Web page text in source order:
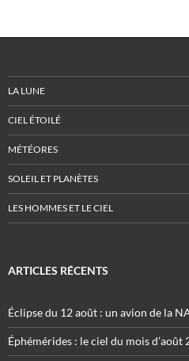
LA LUNE
CIEL ÉTOILÉ
MÉTÉORES
SOLEIL ET PLANÈTES
LES HOMMES ET LE CIEL
ARTICLES RÉCENTS
Éclipse du 12 août : un avion de la
Éphémérides : le ciel du mois d’août